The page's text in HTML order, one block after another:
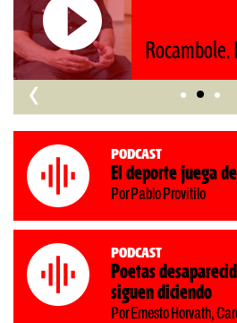
‹
Podcast
El deporte juega
Por Pablo Provitilo
Podcast
Poetas
siguen diciendo
Por Ernesto Horvath,